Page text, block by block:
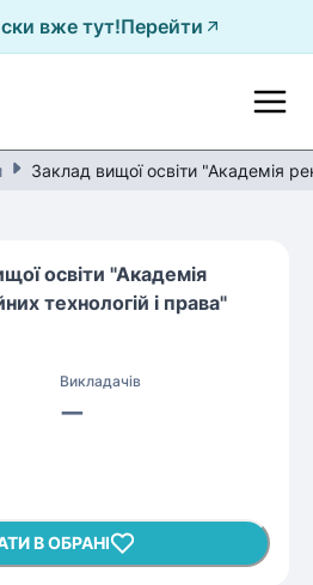
вже тут!Перейти
Заклад вищої освіти "Академія
освіти "Академія
технологій і права"
Викладачів
—
В ОБРАНІ